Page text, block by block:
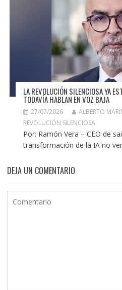
LA REVOLUCIÓN SILENCIOSA YA
TODAVÍA HABLAN EN VOZ BAJA
27/07/2026 ALBERTO
REVOLUCIÓN SILENCIOSA
Por: Ramón Vera – CEO de
transformación de la IA no
DEJA UN COMENTARIO